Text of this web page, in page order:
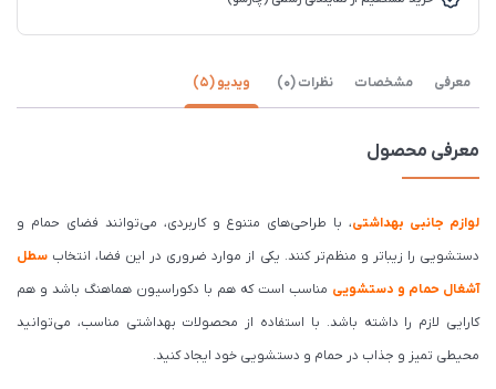
معرفی مشخصات نظرات (0) ویدیو (5)
معرفی محصول
لوازم جانبی بهداشتی، با طراحی‌های متنوع و کاربردی، می‌توانند فضای حمام و
دستشویی را زیباتر و منظم‌تر کنند. یکی از موارد ضروری در این فضا، انتخاب سطل
آشغال حمام و دستشویی مناسب است که هم با دکوراسیون هماهنگ باشد و هم
کارایی لازم را داشته باشد. با استفاده از محصولات بهداشتی مناسب، می‌توانید
محیطی تمیز و جذاب در حمام و دستشویی خود ایجاد کنید.